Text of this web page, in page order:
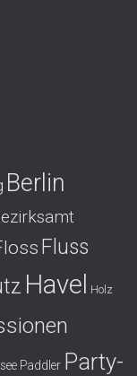
Berlin
Fluss
Havel Holz
Paddler Party-